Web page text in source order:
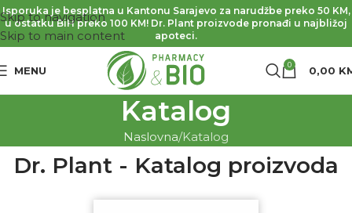
Skip to navigation
Skip to main content
Isporuka je besplatna u Kantonu Sarajevo za narudžbe preko 50 KM,
u ostatku BiH preko 100 KM! Dr. Plant proizvode pronađi u najbližoj
apoteci.
MENU 0 0,00
Katalog
Naslovna Katalog
Dr. Plant - Katalog proizvoda